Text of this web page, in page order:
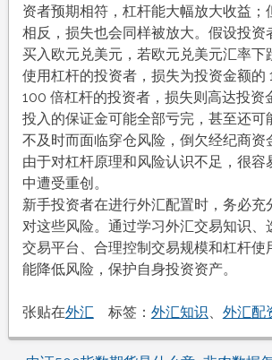
资者预期相符，杠杆能大幅放大收益；
相反，损失也会同样被放大。假设投资
买入欧元兑美元，若欧元兑美元汇率下
使用杠杆的投资者，损失为投资金额的
100 倍杠杆的投资者，损失则高达投资
投入的保证金可能全部亏完，甚至还可
不及时而面临穿仓风险，倒欠经纪商资
由于对杠杆原理和风险认识不足，很容
中遭受重创。
新手投资者在进行外汇配置时，务必充
对这些风险。通过学习外汇交易知识、
交易平台、合理控制交易规模和杠杆使
能降低风险，保护自身投资资产。
张贴在外汇 标签： 外汇知识、 外汇配